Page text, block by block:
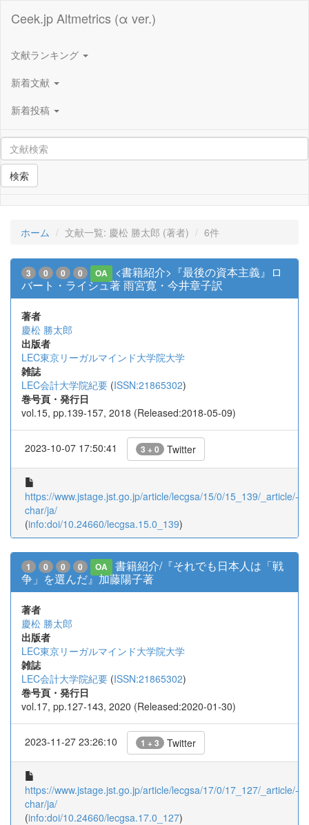
Ceek.jp Altmetrics (α ver.)
文献ランキング
新着文献
新着投稿
検索
ホーム 文献一覧: 慶松 勝太郎 (著者) 6件
3 0 0 0 OA
<書籍紹介>『最後の資本主義』ロ
バート・ライシュ著 雨宮寛・今井章子訳
著者
慶松 勝太郎
出版者
LEC東京リーガルマインド大学院大学
雑誌
LEC会計大学院紀要 (ISSN:21865302)
巻号頁・発行日
vol.15, pp.139-157, 2018 (Released:2018-05-09)
2023-10-07 17:50:41 3 + 0 Twitter
https://www.jstage.jst.go.jp/article/lecgsa/15/0/15_139/_article/-
char/ja/
(info:doi/10.24660/lecgsa.15.0_139)
1 0 0 0 OA
書籍紹介/『それでも日本人は「戦
争」を選んだ』加藤陽子著
著者
慶松 勝太郎
出版者
LEC東京リーガルマインド大学院大学
雑誌
LEC会計大学院紀要 (ISSN:21865302)
巻号頁・発行日
vol.17, pp.127-143, 2020 (Released:2020-01-30)
2023-11-27 23:26:10 1 + 3 Twitter
https://www.jstage.jst.go.jp/article/lecgsa/17/0/17_127/_article/-
char/ja/
(info:doi/10.24660/lecgsa.17.0_127)